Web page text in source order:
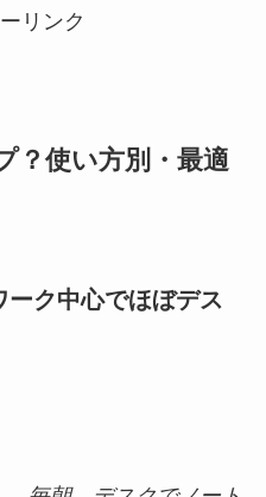
リンク
？使い方別・最適
ク中心でほぼデス